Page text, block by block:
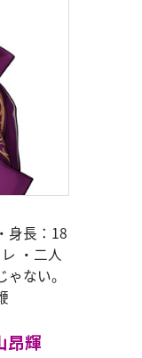
身長：18
・二人
ない。
昂輝